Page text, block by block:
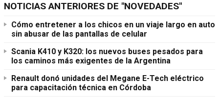
NOTICIAS ANTERIORES DE "NOVEDADES"
Cómo entretener a los chicos en un viaje largo en auto
sin abusar de las pantallas de celular
Scania K410 y K320: los nuevos buses pesados para
los caminos más exigentes de la Argentina
Renault donó unidades del Megane E-Tech eléctrico
para capacitación técnica en Córdoba